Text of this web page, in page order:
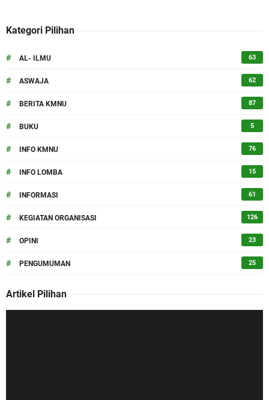
Kategori Pilihan
# AL- ILMU 63
# ASWAJA 62
# BERITA KMNU 87
# BUKU 5
# INFO KMNU 76
# INFO LOMBA 15
# INFORMASI 61
# KEGIATAN ORGANISASI 126
# OPINI 23
# PENGUMUMAN 25
Artikel Pilihan